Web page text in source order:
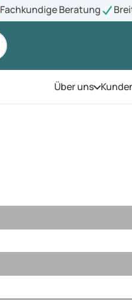
Fachkundige Beratung
Über unsÖffnen